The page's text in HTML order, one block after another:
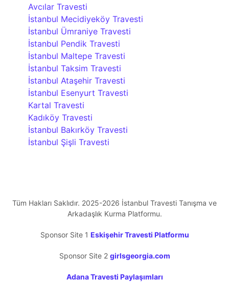
Avcılar Travesti
İstanbul Mecidiyeköy Travesti
İstanbul Ümraniye Travesti
İstanbul Pendik Travesti
İstanbul Maltepe Travesti
İstanbul Taksim Travesti
İstanbul Ataşehir Travesti
İstanbul Esenyurt Travesti
Kartal Travesti
Kadıköy Travesti
İstanbul Bakırköy Travesti
İstanbul Şişli Travesti
Tüm Hakları Saklıdır. 2025-2026 İstanbul Travesti Tanışma ve
Arkadaşlık Kurma Platformu.
Sponsor Site 1 Eskişehir Travesti Platformu
Sponsor Site 2 girlsgeorgia.com
Adana Travesti Paylaşımları